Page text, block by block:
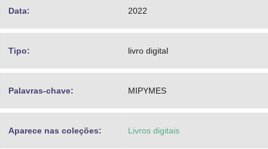
Data:
2022
Tipo: livro digital
Palavras-chave: MIPYMES
Aparece nas coleções: Livros digitais